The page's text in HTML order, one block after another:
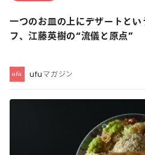
一つのお皿の上にデザートと
フ、江藤英樹の“流儀と原点”
ufuマガジン